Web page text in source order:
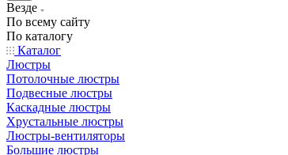
Везде
По всему сайту
По каталогу
Каталог
Люстры
Потолочные люстры
Подвесные люстры
Каскадные люстры
Хрустальные люстры
Люстры-вентиляторы
Большие люстры